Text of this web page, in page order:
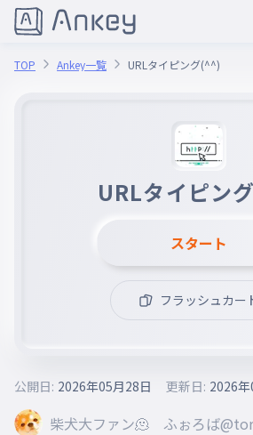
TOP Ankey一覧 URLタイピング(^^)
URLタイピン
スタート
フラッシュカー
柴犬大ファン🫠 ふぉろば
公開日: 2026年05月28日 更新日: 2026